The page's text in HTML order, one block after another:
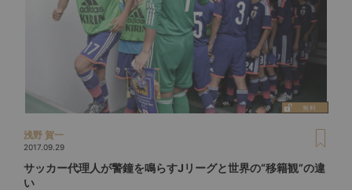
浅野 賀一
2017.09.29
サッカー代理人が警鐘を鳴らすJリーグと世界の“移籍観”の違
い